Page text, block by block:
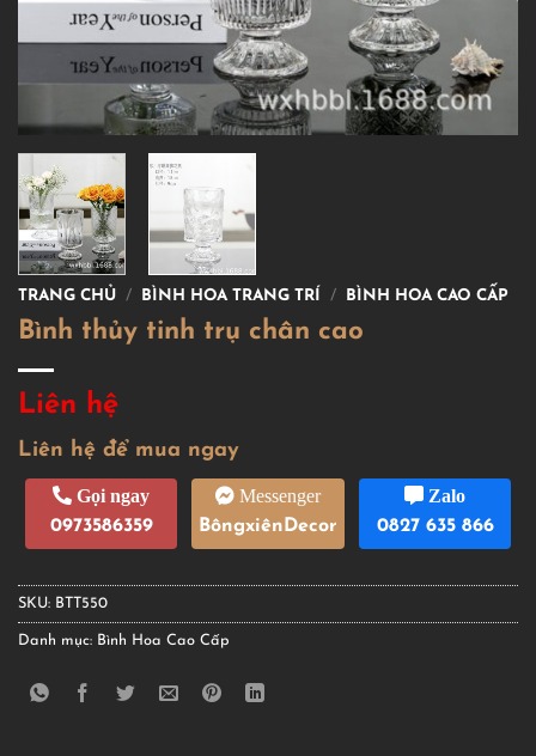
TRANG CHỦ / BÌNH HOA TRANG TRÍ / BÌNH HOA CAO CẤP
Bình thủy tinh trụ chân cao
Liên hệ
Liên hệ để mua ngay
Gọi ngay
0973586359
Messenger
BôngxiênDecor
Zalo
0827 635 866
SKU: BTT550
Danh mục: Bình Hoa Cao Cấp